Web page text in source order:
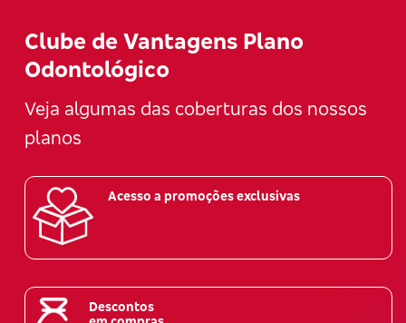
Clube de Vantagens Plano
Odontológico
Veja algumas das coberturas dos nossos
planos
Acesso a promoções exclusivas
Descontos